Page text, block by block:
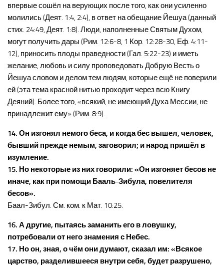
впервые сошёл на верующих после того, как они усиленно
молились (Деят. 1:4, 2:4), в ответ на обещание Йешуа (данный
стих. 24:49, Деят. 1:8). Люди, наполненные Святым Духом,
могут получить дары (Рим. 12:6-8, 1 Кор. 12:28-30, Еф. 4:11-
12), приносить плоды праведности (Гал. 5:22-23) и иметь
желание, любовь и силу проповедовать Добрую Весть о
Йешуа словом и делом тем людям, которые ещё не поверили
ей (эта тема красной нитью проходит через всю Книгу
Деяний). Более того, «всякий, не имеющий Духа Мессии, не
принадлежит ему» (Рим. 8:9).
14. Он изгонял немого беса, и когда бес вышел, человек,
бывший прежде немым, заговорил; и народ пришёл в
изумление.
15. Но некоторые из них говорили: «Он изгоняет бесов не
иначе, как при помощи Бааль-Зибула, повелителя
бесов».
Баал-Зибул. См. ком. к Мат. 10:25.
16. А другие, пытаясь заманить его в ловушку,
потребовали от него знамения с Небес.
17. Но он, зная, о чём они думают, сказал им: «Всякое
царство, разделившееся внутри себя, будет разрушено,